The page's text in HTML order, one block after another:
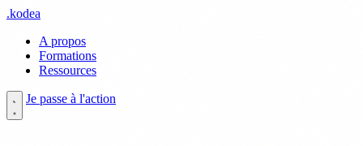
.kodea
A propos
Formations
Ressources
Je passe à l'action